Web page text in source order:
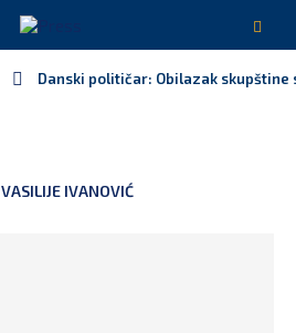
Danski političar: Obilazak skupštine
VASILIJE IVANOVIĆ